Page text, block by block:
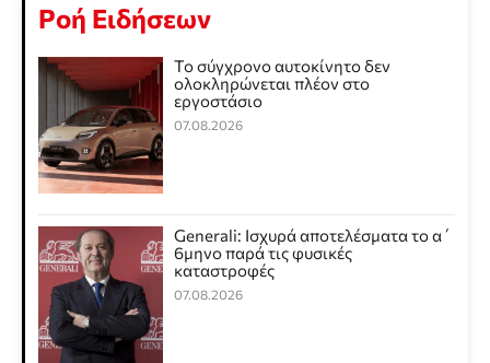
Ροή Ειδήσεων
Το σύγχρονο αυτοκίνητο δεν
ολοκληρώνεται πλέον στο
εργοστάσιο
07.08.2026
Generali: Ισχυρά αποτελέσματα το α΄
6μηνο παρά τις φυσικές
καταστροφές
07.08.2026